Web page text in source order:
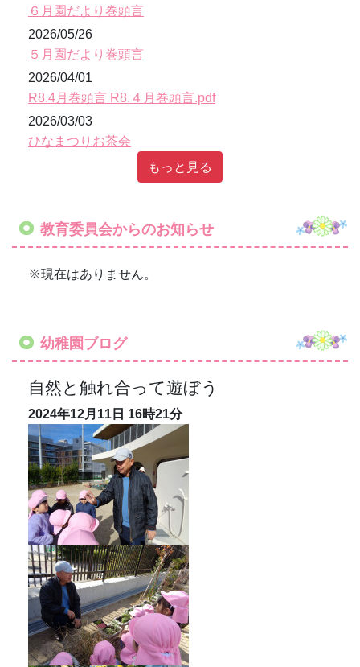
教育委員会からのお知らせ
※現在はありません。
幼稚園ブログ
自然と触れ合って遊ぼう